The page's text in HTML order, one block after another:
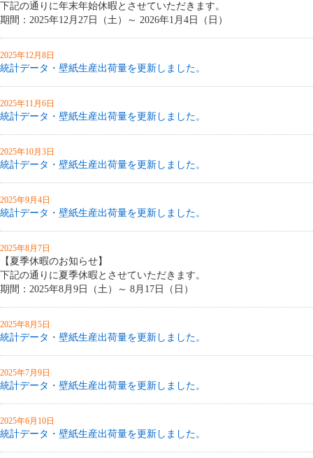
下記の通りに年末年始休暇とさせていただきます。
期間：2025年12月27日（土）～ 2026年1月4日（日）
2025年12月8日
統計データ・壁紙生産出荷量を更新しました。
2025年11月6日
統計データ・壁紙生産出荷量を更新しました。
2025年10月3日
統計データ・壁紙生産出荷量を更新しました。
2025年9月4日
統計データ・壁紙生産出荷量を更新しました。
2025年8月7日
【夏季休暇のお知らせ】
下記の通りに夏季休暇とさせていただきます。
期間：2025年8月9日（土）～ 8月17日（日）
2025年8月5日
統計データ・壁紙生産出荷量を更新しました。
2025年7月9日
統計データ・壁紙生産出荷量を更新しました。
2025年6月10日
統計データ・壁紙生産出荷量を更新しました。